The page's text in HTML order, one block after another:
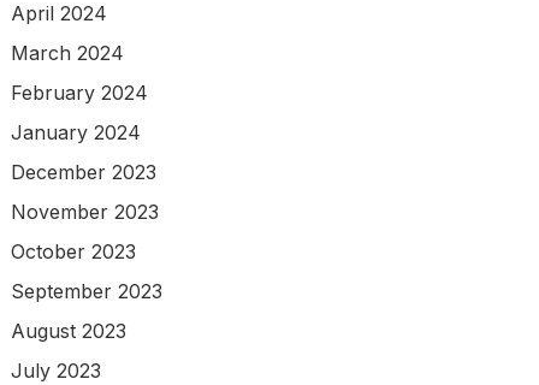
April 2024
March 2024
February 2024
January 2024
December 2023
November 2023
October 2023
September 2023
August 2023
July 2023